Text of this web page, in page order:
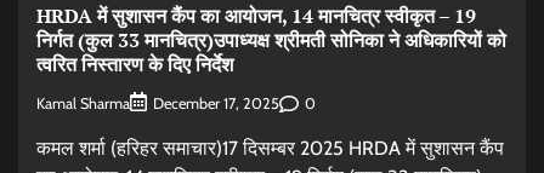
HRDA में सुशासन कैंप का आयोजन, 14 मानचित्र स्वीकृत – 19
निर्गत (कुल 33 मानचित्र)उपाध्यक्ष श्रीमती सोनिका ने अधिकारियों को
त्वरित निस्तारण के दिए निर्देश
Kamal Sharma December 17, 2025 0
कमल शर्मा (हरिहर समाचार)17 दिसम्बर 2025 HRDA में सुशासन कैंप